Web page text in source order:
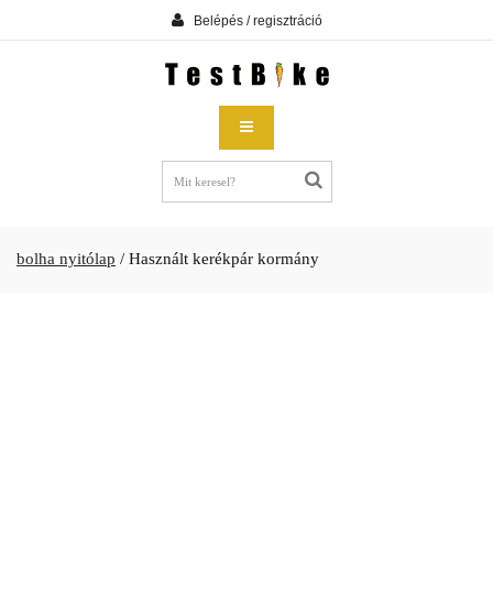
Belépés / regisztráció
bolha nyitólap / Használt kerékpár kormány